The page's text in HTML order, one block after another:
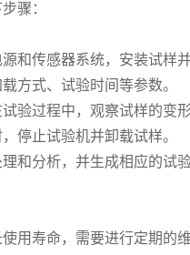
骤：
和传感器系统，安装试样并
方式、试验时间等参数。
验过程中，观察试样的变
停止试验机并卸载试样。
和分析，并生成相应的试验
用寿命，需要进行定期的